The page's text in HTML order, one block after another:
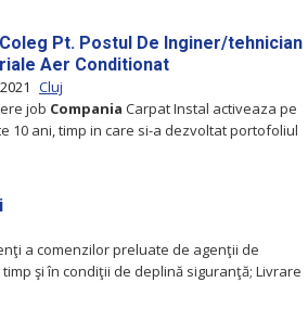
Pt. Postul De Inginer/tehnician
Aer Conditionat
Cluj
job Compania Carpat Instal activeaza pe
10 ani, timp in care si-a dezvoltat portofoliul
a comenzilor preluate de agenţii de
timp şi în condiţii de deplină siguranţă; Livrare